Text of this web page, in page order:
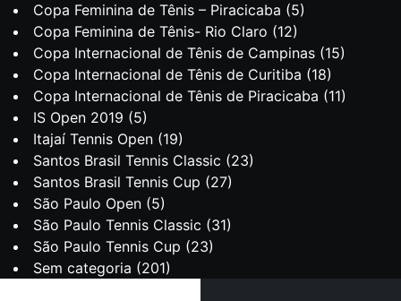
Copa Feminina de Tênis – Piracicaba (5)
Copa Feminina de Tênis- Rio Claro (12)
Copa Internacional de Tênis de Campinas (15)
Copa Internacional de Tênis de Curitiba (18)
Copa Internacional de Tênis de Piracicaba (11)
IS Open 2019 (5)
Itajaí Tennis Open (19)
Santos Brasil Tennis Classic (23)
Santos Brasil Tennis Cup (27)
São Paulo Open (5)
São Paulo Tennis Classic (31)
São Paulo Tennis Cup (23)
Sem categoria (201)